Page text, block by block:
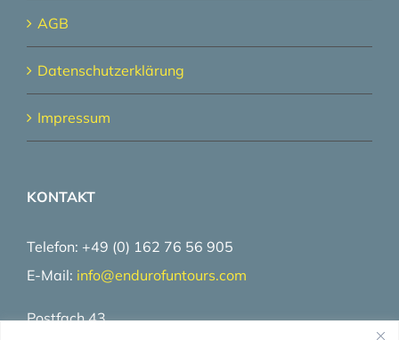
AGB
Datenschutzerklärung
Impressum
KONTAKT
Telefon: +49 (0) 162 76 56 905
E-Mail: info@endurofuntours.com
Postfach 43